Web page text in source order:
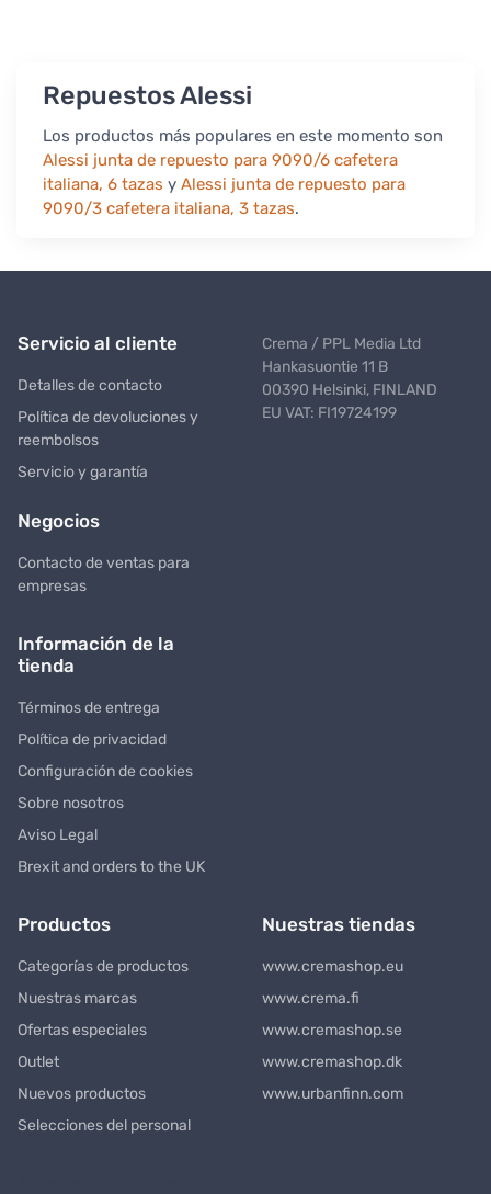
Repuestos Alessi
Los productos más populares en este momento son
Alessi junta de repuesto para 9090/6 cafetera
italiana, 6 tazas y Alessi junta de repuesto para
9090/3 cafetera italiana, 3 tazas.
Servicio al cliente
Detalles de contacto
Política de devoluciones y
reembolsos
Servicio y garantía
Negocios
Contacto de ventas para
empresas
Crema / PPL Media Ltd
Hankasuontie 11 B
00390 Helsinki, FINLAND
EU VAT: FI19724199
Información de la
tienda
Términos de entrega
Política de privacidad
Configuración de cookies
Sobre nosotros
Aviso Legal
Brexit and orders to the UK
Productos
Categorías de productos
Nuestras marcas
Ofertas especiales
Outlet
Nuevos productos
Selecciones del personal
Nuestras tiendas
www.cremashop.eu
www.crema.fi
www.cremashop.se
www.cremashop.dk
www.urbanfinn.com